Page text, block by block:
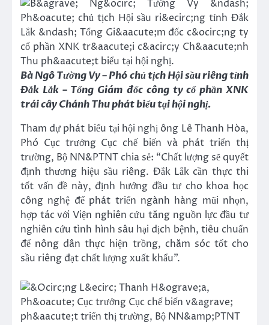
Bà Ngô Tường Vy – Phó chủ tịch Hội sầu riêng tỉnh
Đắk Lắk – Tổng Giám đốc công ty cổ phần XNK
trái cây Chánh Thu phát biểu tại hội nghị.
Tham dự phát biểu tại hội nghị ông Lê Thanh Hòa,
Phó Cục trưởng Cục chế biến và phát triển thị
trường, Bộ NN&PTNT chia sẻ: “Chất lượng sẽ quyết
định thương hiệu sầu riêng. Đắk Lắk cần thực thi
tốt vấn đề này, định hướng đầu tư cho khoa học
công nghệ để phát triển ngành hàng mũi nhọn,
hợp tác với Viện nghiên cứu tăng nguồn lực đầu tư
nghiên cứu tình hình sâu hại dịch bệnh, tiêu chuẩn
để nông dân thực hiện trồng, chăm sóc tốt cho
sầu riêng đạt chất lượng xuất khẩu”.